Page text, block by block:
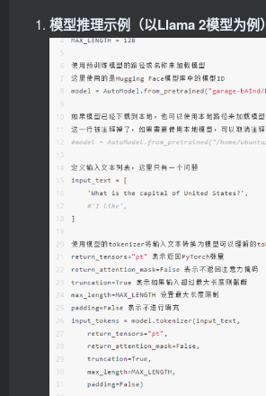
模型推理示例（以Llama 2模型为例）